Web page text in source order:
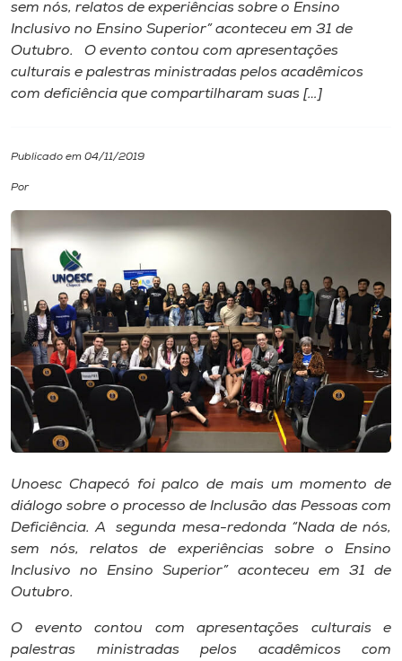
I.nova
Diplomados
Biblioteca
Editora
Rádio
Museu
Unoesc
Selecione
o idioma
sem nós, relatos de experiências sobre o Ensino
Inclusivo no Ensino Superior” aconteceu em 31 de
Outubro. O evento contou com apresentações
culturais e palestras ministradas pelos acadêmicos
com deficiência que compartilharam suas […]
Publicado em 04/11/2019
Por
Unoesc Chapecó foi palco de mais um momento de
diálogo sobre o processo de Inclusão das Pessoas com
Deficiência. A segunda mesa-redonda “Nada de nós,
sem nós, relatos de experiências sobre o Ensino
Inclusivo no Ensino Superior” aconteceu em 31 de
Outubro.
O evento contou com apresentações culturais e
palestras ministradas pelos acadêmicos com